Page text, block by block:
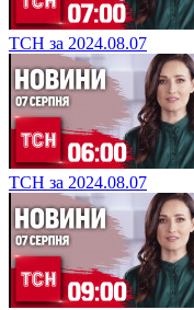
ТСН за 2024.08.07
ТСН за 2024.08.07